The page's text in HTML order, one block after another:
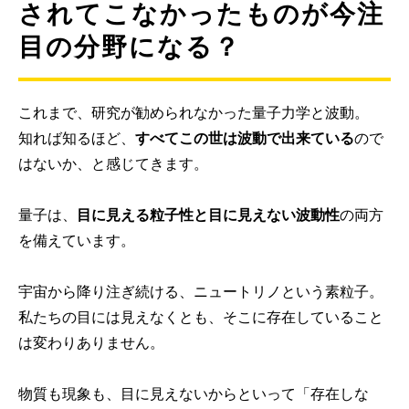
されてこなかったものが今注
目の分野になる？
これまで、研究が勧められなかった量子力学と波動。
知れば知るほど、 すべてこの世は波動で出来ているので
はないか、と感じてきます。
量子は、 目に見える粒子性と目に見えない波動性の両方
を備えています。
宇宙から降り注ぎ続ける、ニュートリノという素粒子。
私たちの目には見えなくとも、そこに存在していること
は変わりありません。
物質も現象も、目に見えないからといって「存在しな